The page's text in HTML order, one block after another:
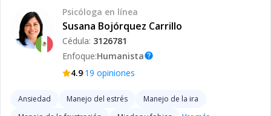
Psicóloga en línea
Susana Bojórquez Carrillo
Cédula: 3126781
Enfoque:Humanistahelp
4.9·19 opiniones
Ansiedad Manejo del estrés
Manejo de la ira